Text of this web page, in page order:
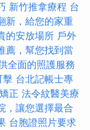
新竹推拿療程 台
新，給您的家重
的安放場所 戶外
薦，幫您找到當
全面的照護服務
擊 台北記帳士專
正 法令紋醫美療
，讓您選擇最合
台胞證照片要求